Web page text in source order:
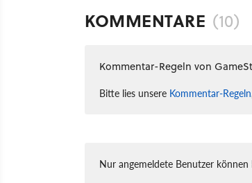
KOMMENTARE (10)
Kommentar-Regeln von
Bitte lies unsere Kommentar-Regeln
Nur angemeldete Benutzer